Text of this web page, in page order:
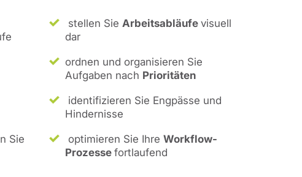
stellen Sie Arbeitsabläufe visuell
dar
ordnen und organisieren Sie
Aufgaben nach Prioritäten
identifizieren Sie Engpässe und
Hindernisse
Sie
optimieren Sie Ihre Workflow-
Prozesse fortlaufend